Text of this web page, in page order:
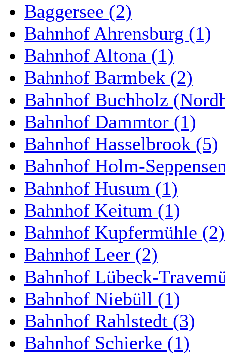
Baggersee (2)
Bahnhof Ahrensburg (1)
Bahnhof Altona (1)
Bahnhof Barmbek (2)
Bahnhof Buchholz
Bahnhof Dammtor (1)
Bahnhof Hasselbrook (5)
Bahnhof Holm-
Bahnhof Husum (1)
Bahnhof Keitum (1)
Bahnhof Kupfermühle (2)
Bahnhof Leer (2)
Bahnhof Lübeck-
Bahnhof Niebüll (1)
Bahnhof Rahlstedt (3)
Bahnhof Schierke (1)